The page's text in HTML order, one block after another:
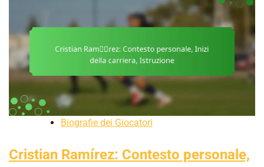
Biografie dei Giocatori
Cristian Ramírez: Contesto personale,